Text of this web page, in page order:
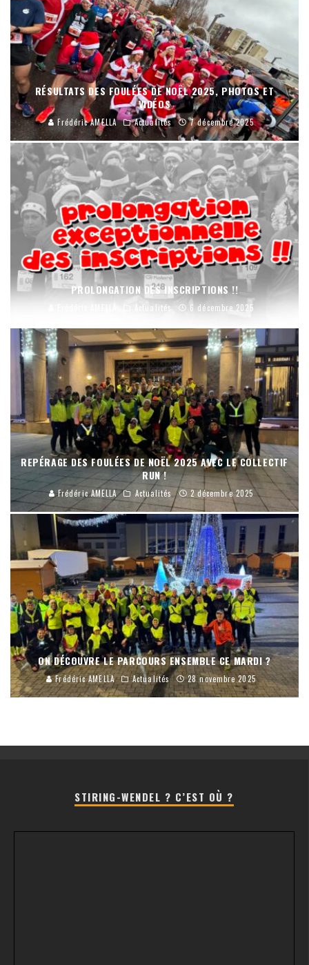
RÉSULTATS DES FOULÉES DE NOËL 2025, PHOTOS ET
VIDÉOS
Frédéric AMELLA Actualités 7 décembre 2025
PROLONGATION DES INSCRIPTIONS !!
Actualités 6 décembre 2025
REPÉRAGE DES FOULÉES DE NOËL 2025 AVEC LE COLLECTIF
RUN !
Frédéric AMELLA Actualités 2 décembre 2025
ON DÉCOUVRE LE PARCOURS ENSEMBLE CE MARDI ?
Frédéric AMELLA Actualités 28 novembre 2025
STIRING-WENDEL ? C’EST OÙ ?